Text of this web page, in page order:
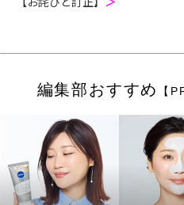
編集部おすすめ 【